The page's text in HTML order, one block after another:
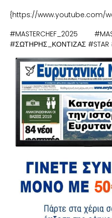
{https://www.youtube.com/
#MASTERCHEF_2025
#ΣΩΤΗΡΗΣ_ΚΟΝΤΙΖΑΣ #STAR